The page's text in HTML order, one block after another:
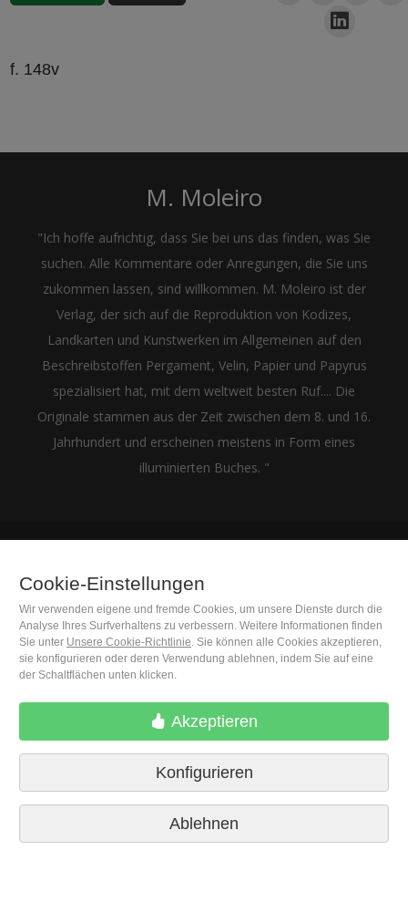
f. 148v
M. Moleiro
"Ich hoffe aufrichtig, dass Sie bei uns das finden, was Sie
suchen. Alle Kommentare oder Anregungen, die Sie uns
zukommen lassen, sind willkommen. M. Moleiro ist der
Verlag, der sich auf die Reproduktion von Kodizes,
Landkarten und Kunstwerken im Allgemeinen auf den
Beschreibstoffen Pergament, Velin, Papier und Papyrus
spezialisiert hat, mit dem weltweit besten Ruf.... Die
Originale stammen aus der Zeit zwischen dem 8. und 16.
Jahrhundert und erscheinen meistens in Form eines
illuminierten Buches. "
(+34) 932 402 091
M. Moleiro Editor, S.A.
Travesera de Gracia, 17
E08021 Barcelona (Spain)
Cookie-Einstellungen
Wir verwenden eigene und fremde Cookies, um unsere Dienste durch die
Analyse Ihres Surfverhaltens zu verbessern. Weitere Informationen finden
Sie unter Unsere Cookie-Richtlinie. Sie können alle Cookies akzeptieren,
sie konfigurieren oder deren Verwendung ablehnen, indem Sie auf eine
der Schaltflächen unten klicken.
Akzeptieren
Konfigurieren
Ablehnen